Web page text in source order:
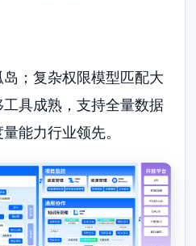
；复杂权限模型匹配大
具成熟，支持全量数据
能力行业领先。